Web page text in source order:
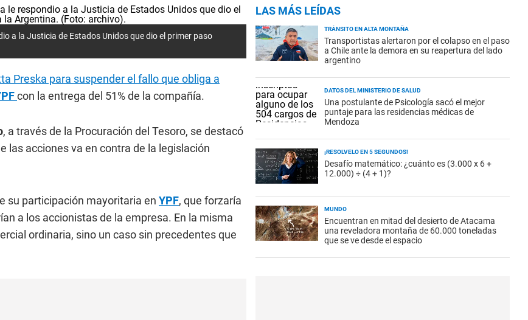
a la Justicia de Estados Unidos que dio el primer paso
Preska para suspender el fallo que obliga a
con la entrega del 51% de la compañía.
, a través de la Procuración del Tesoro, se destacó
las acciones va en contra de la legislación
su participación mayoritaria en YPF, que forzaría
a los accionistas de la empresa. En la misma
ordinaria, sino un caso sin precedentes que
LAS MÁS LEÍDAS
TRÁNSITO EN ALTA MONTAÑA
Transportistas alertaron por el colapso en el paso
a Chile ante la demora en su reapertura del lado
argentino
DATOS DEL MINISTERIO DE SALUD
Una postulante de Psicología sacó el mejor
puntaje para las residencias médicas de
Mendoza
¡RESOLVELO EN 5 SEGUNDOS!
Desafío matemático: ¿cuánto es (3.000 x 6 +
12.000) ÷ (4 + 1)?
MUNDO
Encuentran en mitad del desierto de Atacama
una reveladora montaña de 60.000 toneladas
que se ve desde el espacio